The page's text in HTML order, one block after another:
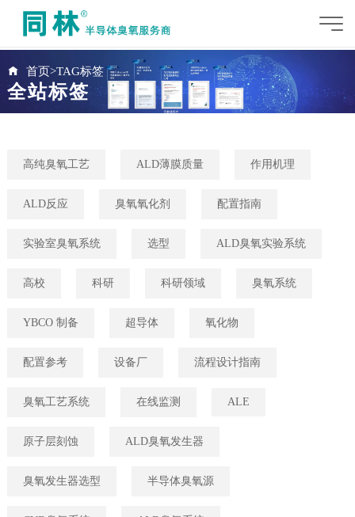
首页>TAG标签
全站标签
高纯臭氧工艺 ALD薄膜质量 作用机理
ALD反应 臭氧氧化剂 配置指南
实验室臭氧系统 选型 ALD臭氧实验系统
高校 科研 科研领域 臭氧系统
YBCO 制备 超导体 氧化物
配置参考 设备厂 流程设计指南
臭氧工艺系统 在线监测 ALE
原子层刻蚀 ALD臭氧发生器
臭氧发生器选型 半导体臭氧源